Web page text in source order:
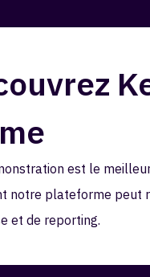
est le
notre plateforme peut
et de reporting.